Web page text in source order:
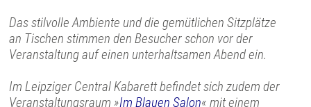
Das stilvolle Ambiente und die gemütlichen Sitzplätze
an Tischen stimmen den Besucher schon vor der
Veranstaltung auf einen unterhaltsamen Abend ein.
Im Leipziger Central Kabarett befindet sich zudem der
Veranstaltungsraum »Im Blauen Salon« mit einem